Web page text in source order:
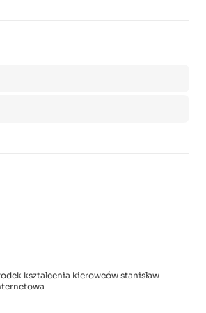
kształcenia kierowców stanisław